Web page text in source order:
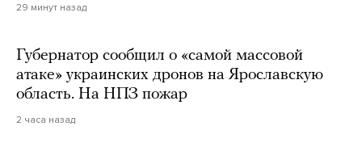
29 минут назад
Губернатор сообщил о «самой массовой
атаке» украинских дронов на Ярославскую
область. На НПЗ пожар
2 часа назад